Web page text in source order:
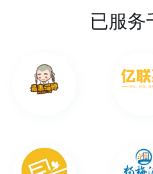
已服务